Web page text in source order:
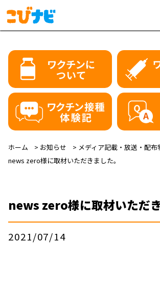
ホーム お知らせ
メディア記載・放送・配布
news zero様に取材いただきました。
news zero様に取材いただき
2021/07/14